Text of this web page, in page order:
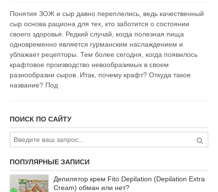
Понятия ЗОЖ и сыр давно переплелись, ведь качественный
сыр основа рациона для тех, кто заботится о состоянии
своего здоровья. Редкий случай, когда полезная пища
одновременно является гурманским наслаждением и
ублажает рецепторы. Тем более сегодня, когда появилось
крафтовое производство невообразимых в своем
разнообразии сыров. Итак, почему крафт? Откуда такое
название? Под
ПОИСК ПО САЙТУ
ПОПУЛЯРНЫЕ ЗАПИСИ
Депилятор крем Fito Depilation (Depilation Extra
Cream) обман или нет?